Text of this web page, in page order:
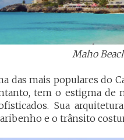
Maho
das mais populares do
tem o estigma de
Sua
e o trânsito